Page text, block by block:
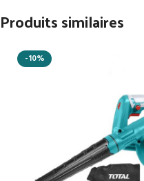
Produits similaires
-10%